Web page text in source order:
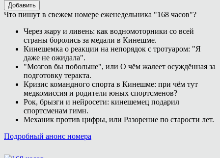
Добавить
Что пишут в свежем номере еженедельника "168 часов"?
Через жару и ливень: как водномоторники со всей
страны боролись за медали в Кинешме.
Кинешемка о реакции на непорядок с тротуаром: "Я
даже не ожидала".
"Мозгов бы побольше", или О чём жалеет осуждённая за
подготовку теракта.
Кризис командного спорта в Кинешме: при чём тут
медкомиссия и родители юных спортсменов?
Рок, брызги и нейросети: кинешемец подарил
спортсменам гимн.
Механик против цифры, или Разорение по старости лет.
Подробный анонс номера